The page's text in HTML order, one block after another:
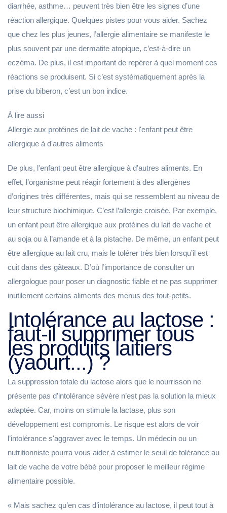
diarrhée, asthme… peuvent très bien être les signes d’une
réaction allergique. Quelques pistes pour vous aider. Sachez
que chez les plus jeunes, l’allergie alimentaire se manifeste le
plus souvent par une dermatite atopique, c’est-à-dire un
eczéma. De plus, il est important de repérer à quel moment ces
réactions se produisent. Si c’est systématiquement après la
prise du biberon, c’est un bon indice.
À lire aussi
Allergie aux protéines de lait de vache : l'enfant peut être
allergique à d'autres aliments
De plus, l'enfant peut être allergique à d'autres aliments. En
effet, l’organisme peut réagir fortement à des allergènes
d’origines très différentes, mais qui se ressemblent au niveau de
leur structure biochimique. C’est l’allergie croisée. Par exemple,
un enfant peut être allergique aux protéines du lait de vache et
au soja ou à l’amande et à la pistache. De même, un enfant peut
être allergique au lait cru, mais le tolérer très bien lorsqu’il est
cuit dans des gâteaux. D’où l’importance de consulter un
allergologue pour poser un diagnostic fiable et ne pas supprimer
inutilement certains aliments des menus des tout-petits.
Intolérance au lactose :
faut-il supprimer tous
les produits laitiers
(yaourt...) ?
La suppression totale du lactose alors que le nourrisson ne
présente pas d’intolérance sévère n’est pas la solution la mieux
adaptée. Car, moins on stimule la lactase, plus son
développement est compromis. Le risque est alors de voir
l’intolérance s'aggraver avec le temps. Un médecin ou un
nutritionniste pourra vous aider à estimer le seuil de tolérance au
lait de vache de votre bébé pour proposer le meilleur régime
alimentaire possible.
« Mais sachez qu’en cas d’intolérance au lactose, il peut tout à